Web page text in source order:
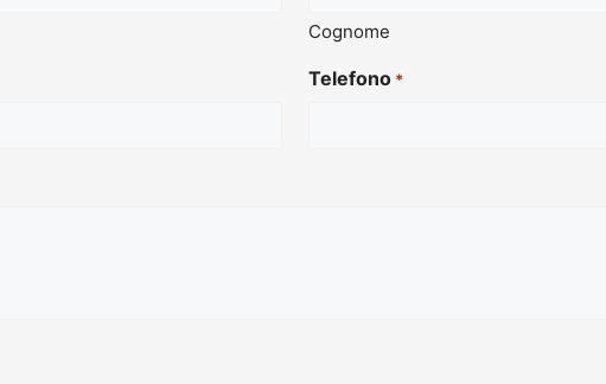
Cognome
Telefono *